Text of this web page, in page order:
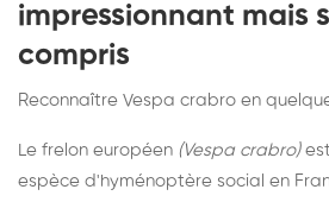
impressionnant mais
compris
Reconnaître Vespa crabro en
Le frelon européen (Vespa crabro)
espèce d'hyménoptère social en